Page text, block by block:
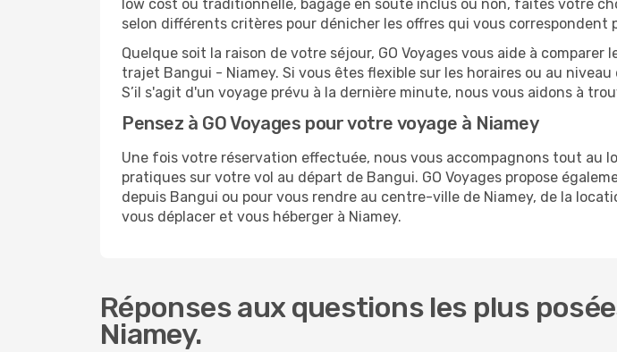
low cost ou traditionnelle, bagage en soute inclus ou non, faites votre
selon différents critères pour dénicher les offres qui vous correspondent
Quelque soit la raison de votre séjour, GO Voyages vous aide à
trajet Bangui - Niamey. Si vous êtes flexible sur les horaires ou au
S’il s'agit d'un voyage prévu à la dernière minute, nous vous aidons à
Pensez à GO Voyages pour votre voyage à Niamey
Une fois votre réservation effectuée, nous vous accompagnons tout au
pratiques sur votre vol au départ de Bangui. GO Voyages propose
depuis Bangui ou pour vous rendre au centre-ville de Niamey, de la
vous déplacer et vous héberger à Niamey.
Réponses aux questions les plus
Niamey.